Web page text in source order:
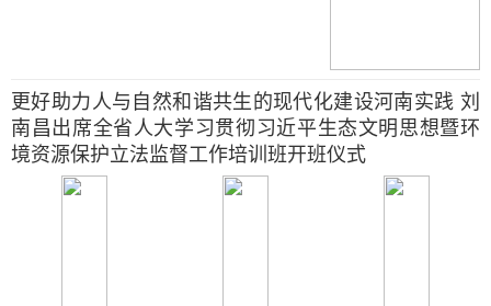
更好助力人与自然和谐共生的现代化建设河南实践 刘
南昌出席全省人大学习贯彻习近平生态文明思想暨环
境资源保护立法监督工作培训班开班仪式